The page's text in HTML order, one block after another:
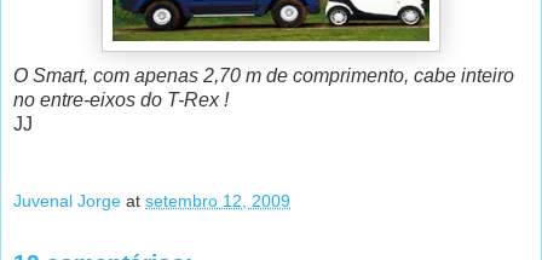
O Smart, com apenas 2,70 m de comprimento, cabe inteiro
no entre-eixos do T-Rex !
JJ
Juvenal Jorge at setembro 12, 2009